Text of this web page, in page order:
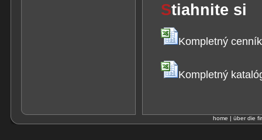
Stiahnite si
Kompletný
Kompletný
home | über die